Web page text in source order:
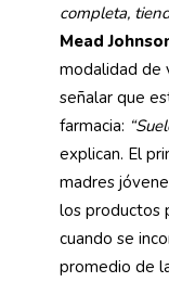
completa,
Mead
modalidad de
señalar que
farmacia:
explican. El
madres
los productos
cuando se
promedio de